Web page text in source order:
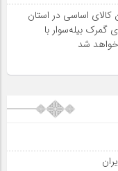
۱۲۰هزار تن کالای اساسی در استان
بیله‌سوار با
شد